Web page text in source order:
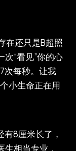
在还只是B超照
“看见”你的心
次每秒。让我
小生命正在用
8厘米长了，
相当专业，